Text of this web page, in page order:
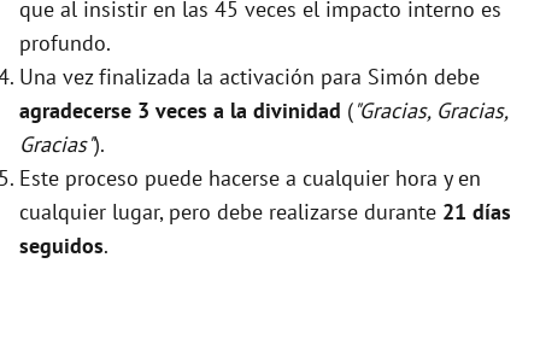
que al insistir en las 45 veces el impacto interno es
profundo.
Una vez finalizada la activación para Simón debe
agradecerse 3 veces a la divinidad ("Gracias, Gracias,
Gracias").
Este proceso puede hacerse a cualquier hora y en
cualquier lugar, pero debe realizarse durante 21 días
seguidos.